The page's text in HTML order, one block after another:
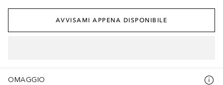
AVVISAMI APPENA DISPONIBILE
OMAGGIO